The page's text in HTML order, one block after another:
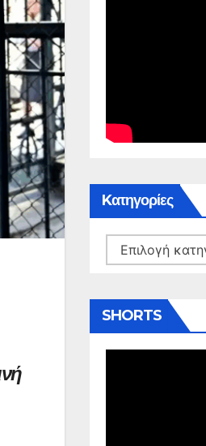
Kατηγορίες
Kατηγορίες
SHORTS